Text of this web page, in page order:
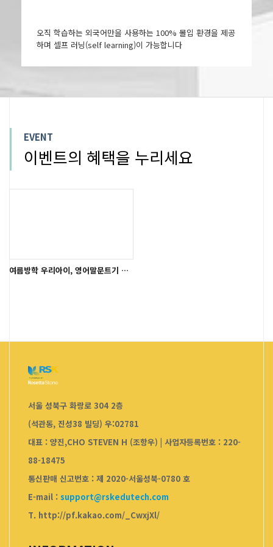
오직 학습하는 외국어만을 사용하는 100% 몰입 환경을 제공
하며 셀프 러닝(self learning)이 가능합니다
EVENT
이벤트의 혜택을 누리세요
여름방학 우리아이, 영어말문트기 시작!
서울 성북구 화랑로 304 2층
(석관동, 진성38 빌딩) 우:02781
대표 : 양진,CHO STEVEN H (조항우) | 사업자등록번호 : 220-
88-18475
통신판매 신고번호 : 제 2020-서울성북-0780 호
E-mail : support@rskedutech.com
T. http://pf.kakao.com/_CwxjXl/